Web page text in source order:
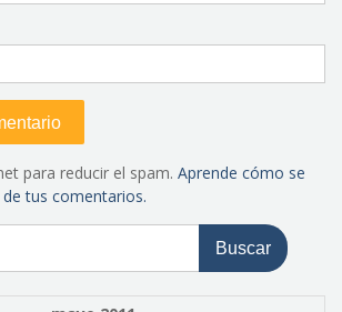
para reducir el spam. Aprende cómo se
tus comentarios.